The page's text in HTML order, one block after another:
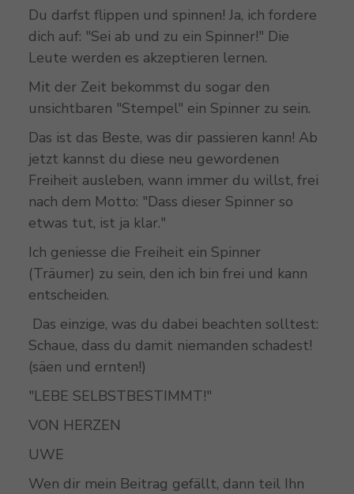
Du darfst flippen und spinnen! Ja, ich fordere
dich auf: "Sei ab und zu ein Spinner!" Die
Leute werden es akzeptieren lernen.
Mit der Zeit bekommst du sogar den
unsichtbaren "Stempel" ein Spinner zu sein.
Das ist das Beste, was dir passieren kann! Ab
jetzt kannst du diese neu gewordenen
Freiheit ausleben, wann immer du willst, frei
nach dem Motto: "Dass dieser Spinner so
etwas tut, ist ja klar."
Ich geniesse die Freiheit ein Spinner
(Träumer) zu sein, den ich bin frei und kann
entscheiden.
Das einzige, was du dabei beachten solltest:
Schaue, dass du damit niemanden schadest!
(säen und ernten!)
"LEBE SELBSTBESTIMMT!"
VON HERZEN
UWE
Wen dir mein Beitrag gefällt, dann teil Ihn